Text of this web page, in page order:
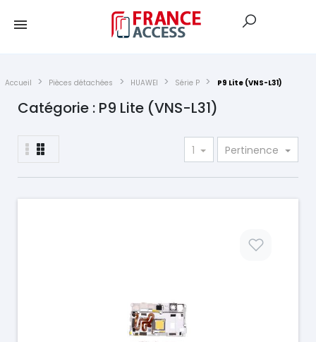
Accueil Pièces détachées HUAWEI Série P P9 Lite (VNS-L31)
Catégorie : P9 Lite (VNS-L31)
1 Pertinence